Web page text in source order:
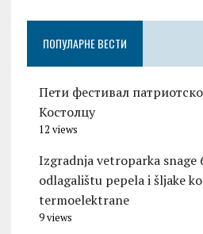
ПОПУЛАРНЕ ВЕСТИ
Пети фестивал
Костолцу
12 views
Izgradnja vetroparka snage
odlagalištu pepela i šljake
termoelektrane
9 views